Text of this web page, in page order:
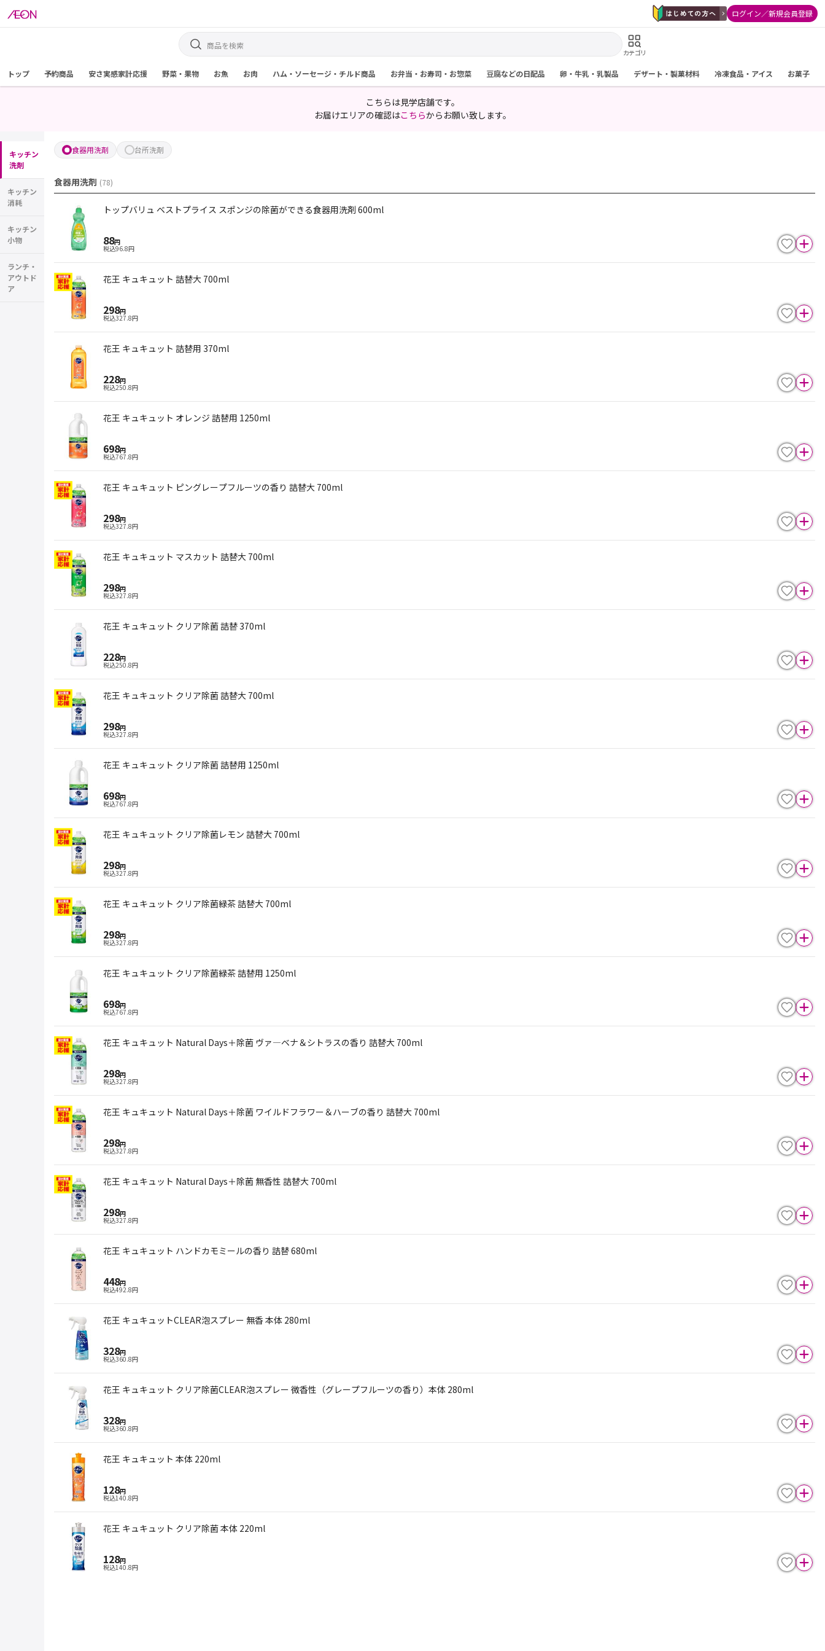
ログイン／新規会員登録
カテゴリ
トップ 予約商品 安さ実感家計応援 野菜・果物 お魚 お肉 ハム・ソーセージ・チルド商品 お弁当・お寿司・お惣菜 豆腐などの日配品 卵・牛乳・乳製品 デザート・製菓材料 冷凍食品・アイス お菓子
こちらは見学店舗です。
お届けエリアの確認はこちらからお願い致します。
キッチン
洗剤
キッチン
消耗
キッチン
小物
ランチ・
アウトド
ア
食器用洗剤 台所洗剤
食器用洗剤 (78)
トップバリュ ベストプライス スポンジの除菌ができる食器用洗剤 600ml
88円
税込96.8円
花王 キュキュット 詰替大 700ml
298円
税込327.8円
花王 キュキュット 詰替用 370ml
228円
税込250.8円
花王 キュキュット オレンジ 詰替用 1250ml
698円
税込767.8円
花王 キュキュット ピングレープフルーツの香り 詰替大 700ml
298円
税込327.8円
花王 キュキュット マスカット 詰替大 700ml
298円
税込327.8円
花王 キュキュット クリア除菌 詰替 370ml
228円
税込250.8円
花王 キュキュット クリア除菌 詰替大 700ml
298円
税込327.8円
花王 キュキュット クリア除菌 詰替用 1250ml
698円
税込767.8円
花王 キュキュット クリア除菌レモン 詰替大 700ml
298円
税込327.8円
花王 キュキュット クリア除菌緑茶 詰替大 700ml
298円
税込327.8円
花王 キュキュット クリア除菌緑茶 詰替用 1250ml
698円
税込767.8円
花王 キュキュット Natural Days＋除菌 ヴァ―ベナ＆シトラスの香り 詰替大 700ml
298円
税込327.8円
花王 キュキュット Natural Days＋除菌 ワイルドフラワー＆ハーブの香り 詰替大 700ml
298円
税込327.8円
花王 キュキュット Natural Days＋除菌 無香性 詰替大 700ml
298円
税込327.8円
花王 キュキュット ハンドカモミールの香り 詰替 680ml
448円
税込492.8円
花王 キュキュットCLEAR泡スプレー 無香 本体 280ml
328円
税込360.8円
花王 キュキュット クリア除菌CLEAR泡スプレー 微香性（グレープフルーツの香り）本体 280ml
328円
税込360.8円
花王 キュキュット 本体 220ml
128円
税込140.8円
花王 キュキュット クリア除菌 本体 220ml
128円
税込140.8円